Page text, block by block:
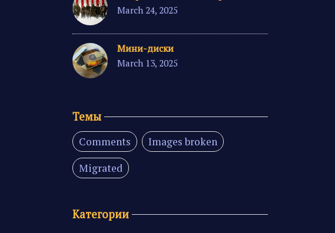
March 24, 2025
Мини-диски
March 13, 2025
Темы
Comments
Images broken
Migrated
Категории